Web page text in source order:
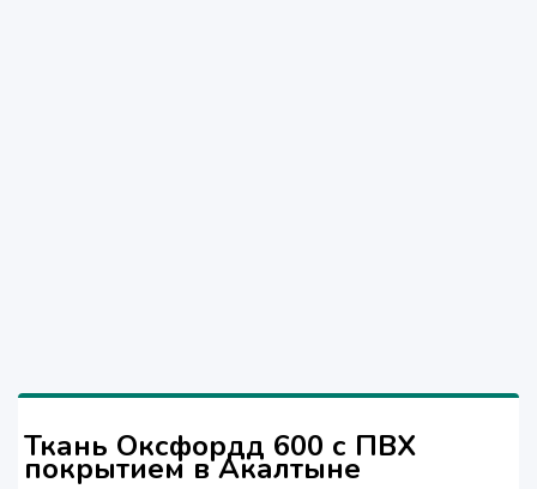
Ткань Оксфордд 600 с ПВХ
покрытием в Акалтыне